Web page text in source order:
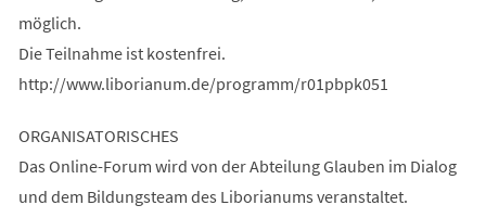
möglich.
Die Teilnahme ist kostenfrei.
http://www.liborianum.de/programm/r01pbpk051
ORGANISATORISCHES
Das Online-Forum wird von der Abteilung Glauben im Dialog
und dem Bildungsteam des Liborianums veranstaltet.